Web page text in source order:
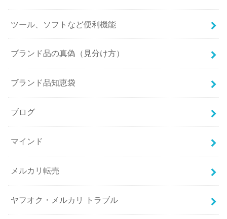
ツール、ソフトなど便利機能
ブランド品の真偽（見分け方）
ブランド品知恵袋
ブログ
マインド
メルカリ転売
ヤフオク・メルカリ トラブル